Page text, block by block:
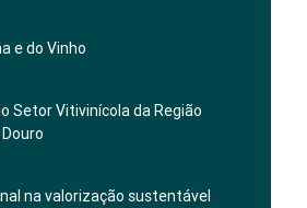
e do Vinho
Setor Vitivinícola da Região
na valorização sustentável